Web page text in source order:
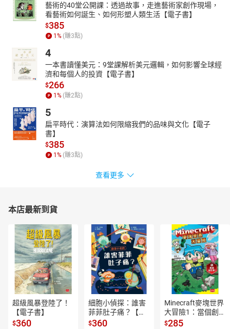
藝術的40堂公開課：透過故事，走進藝術家創作現場，
看藝術如何誕生、如何形塑人類生活【電子書】
$385
1% (賺3點)
4
一本書讀懂美元：9堂課解析美元邏輯，如何影響全球經
濟和每個人的投資【電子書】
$266
1% (賺2點)
5
扁平時代：演算法如何限縮我們的品味與文化【電子
書】
$385
1% (賺3點)
查看更多
本店最新到貨
超級風暴登陸了！
【電子書】
$360
細胞小偵探：誰害
菲菲肚子痛？【電
子書】
$360
Minecraft麥塊世界
大冒險1：當個創世
神！【電子書】
$285